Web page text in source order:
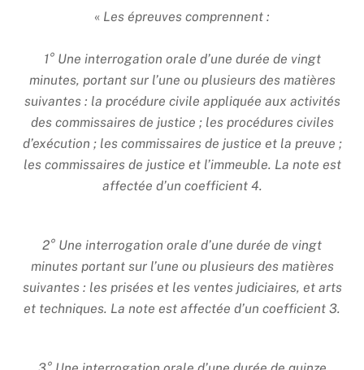
« Les épreuves comprennent :
1° Une interrogation orale d’une durée de vingt
minutes, portant sur l’une ou plusieurs des matières
suivantes : la procédure civile appliquée aux activités
des commissaires de justice ; les procédures civiles
d’exécution ; les commissaires de justice et la preuve ;
les commissaires de justice et l’immeuble. La note est
affectée d’un coefficient 4.
2° Une interrogation orale d’une durée de vingt
minutes portant sur l’une ou plusieurs des matières
suivantes : les prisées et les ventes judiciaires, et arts
et techniques. La note est affectée d’un coefficient 3.